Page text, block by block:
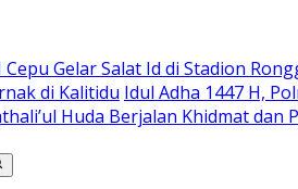
Gelar Salat Id di Stadion
di Kalitidu Idul Adha 1447 H,
Huda Berjalan Khidmat dan